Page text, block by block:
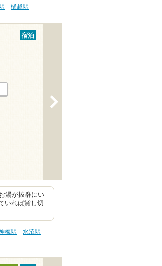
樋越駅
宿泊
湯が抜群にい
いれば貸し切
梅駅
水沼駅